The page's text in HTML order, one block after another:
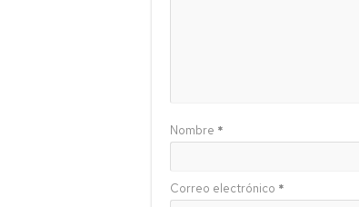
Nombre *
Correo electrónico *